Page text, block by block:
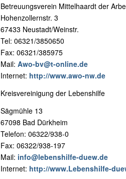
Betreuungsverein Mittelhaardt der
Hohenzollernstr. 3
67433 Neustadt/Weinstr.
Tel: 06321/3850650
Fax: 06321/385975
Mail: Awo-bv@t-online.de
Internet: http://www.awo-nw.de
Kreisvereinigung der Lebenshilfe
Sägmühle 13
67098 Bad Dürkheim
Telefon: 06322/938-0
Fax: 06322/938-197
Mail: info@lebenshilfe-duew.de
Internet: http://www.Lebenshilfe-